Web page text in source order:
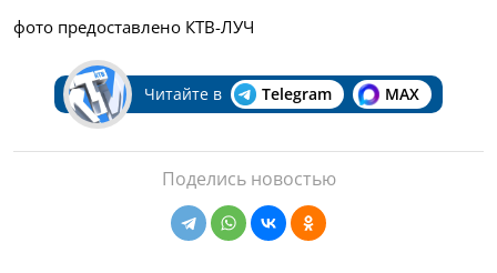
фото предоставлено КТВ-ЛУЧ
Читайте в Telegram MAX
Поделись новостью